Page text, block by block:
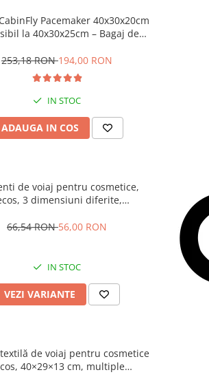
Pacemaker 40x30x20cm
la 40x30x25cm – Bagaj de
30L, Negru
253,18 RON194,00 RON
IN STOC
ADAUGA IN COS
de voiaj pentru cosmetice,
3 dimensiuni diferite,
66,54 RON56,00 RON
IN STOC
VEZI VARIANTE
de voiaj pentru cosmetice
40×29×13 cm, multiple